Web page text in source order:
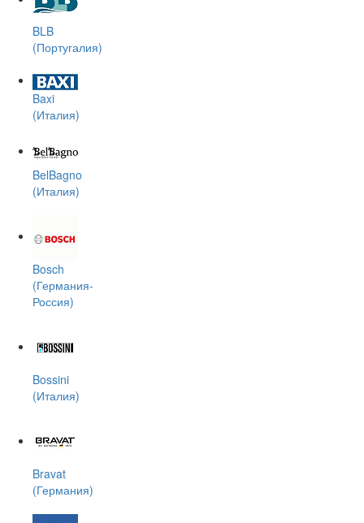
BLB
(Португалия)
Baxi
(Италия)
BelBagno
(Италия)
Bosch
(Германия-
Россия)
Bossini
(Италия)
Bravat
(Германия)